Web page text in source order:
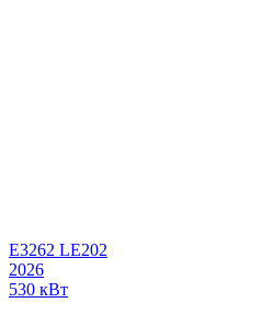
E3262 LE202
2026
530 кВт